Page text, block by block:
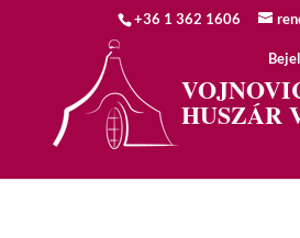
+36 1 362 1606
HUSZÁR